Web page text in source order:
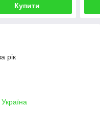
Купити
рік